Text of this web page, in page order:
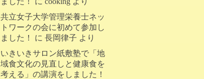
共立女子大学管理栄養士ネッ
トワークの会に初めて参加し
ました！
に 長岡律子 より
いきいきサロン紙敷塾で「地
域食文化の見直しと健康食を
考える」の講演をしました！